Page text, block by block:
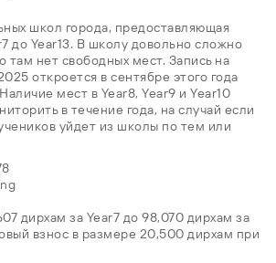
школ города, предоставляющая
до Year13. В школу довольно сложно
там нет свободных мест. Запись на
откроется в сентябре этого года
мест в Year8, Year9 и Year10
в течение года, на случай если
уйдет из школы по тем или
дирхам за Year7 до 98,070 дирхам за
взнос в размере 20,500 дирхам при